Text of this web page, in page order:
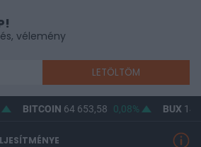
vélemény
LETÖLTÖM
BITCOIN64 653,58 0,08% BUX146